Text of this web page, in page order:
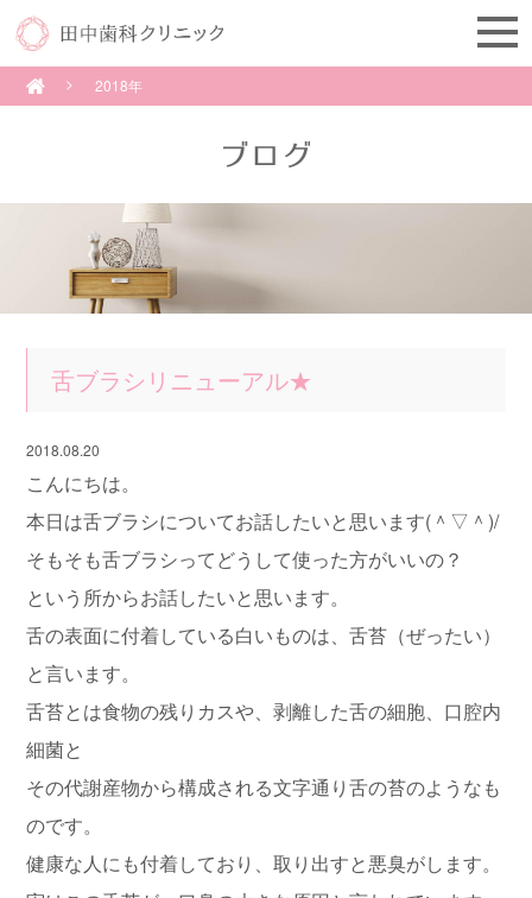
2018年
舌ブラシリニューアル★
2018.08.20
こんにちは。
本日は舌ブラシについてお話したいと思います(＾▽＾)/
そもそも舌ブラシってどうして使った方がいいの？
という所からお話したいと思います。
舌の表面に付着している白いものは、舌苔（ぜったい）
と言います。
舌苔とは食物の残りカスや、剥離した舌の細胞、口腔内
細菌と
その代謝産物から構成される文字通り舌の苔のようなも
のです。
健康な人にも付着しており、取り出すと悪臭がします。